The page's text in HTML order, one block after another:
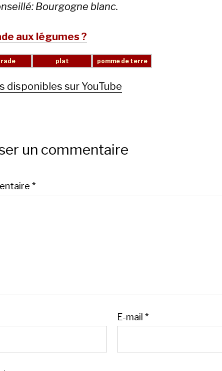
Bourgogne blanc.
aux légumes ?
disponibles sur YouTube
un commentaire
*
E-mail *